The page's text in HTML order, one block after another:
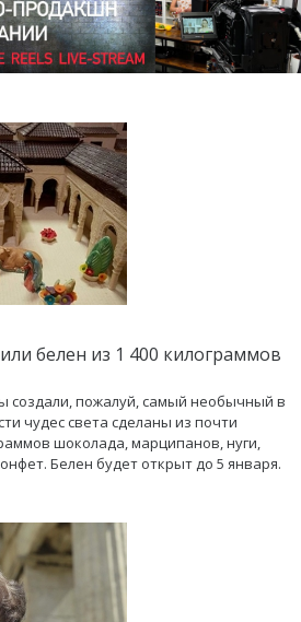
белен из 1 400 килограммов
создали, пожалуй, самый необычный в
чудес света сделаны из почти
шоколада, марципанов, нуги,
Белен будет открыт до 5 января.